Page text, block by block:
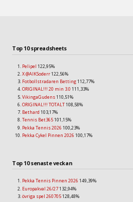
Top 10 spreadsheets
Pelipel 122,95%
X @AIKSoderr122,56%
Fotbollstradaren Betting112,77%
ORIGINAL!!! 20 min 3.0 111,33%
VikingaGudens110,51%
ORIGINAL!!! TOTALT108,58%
Bethard 103,17%
Tennis Bet365101,15%
Pekka Tennis 2026 100,23%
Pekka Cykel Pinnen 2026 100,17%
Top 10 senaste veckan
Pekka Tennis Pinnen 2026 149,39%
Europakval 26/27132,94%
övriga spel 260705128,48%